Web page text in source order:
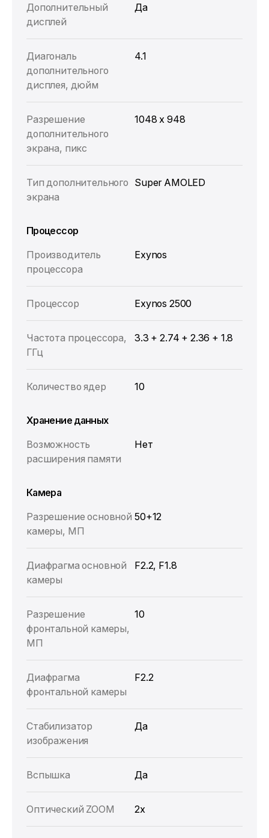
Дополнительный
дисплей
Да
Диагональ
дополнительного
дисплея, дюйм
4.1
Разрешение
дополнительного
экрана, пикс
1048 x 948
Тип дополнительного
экрана
Super AMOLED
Процессор
Производитель
процессора
Exynos
Процессор Exynos 2500
Частота процессора,
ГГц
3.3 + 2.74 + 2.36 + 1.8
Количество ядер 10
Хранение данных
Возможность
расширения памяти
Нет
Камера
Разрешение основной
камеры, МП
50+12
Диафрагма основной
камеры
F2.2, F1.8
Разрешение
фронтальной камеры,
МП
10
Диафрагма
фронтальной камеры
F2.2
Стабилизатор
изображения
Да
Вспышка Да
Оптический ZOOM 2x